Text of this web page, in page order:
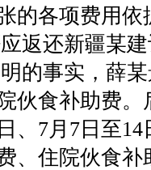
的各项费用
返还新疆某
的事实，薛
伙食补助费
、7月7日至
、住院伙食